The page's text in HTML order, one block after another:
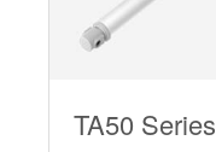
TA50 Series